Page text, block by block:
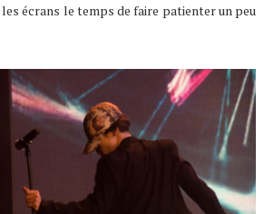
écrans le temps de faire patienter un peu